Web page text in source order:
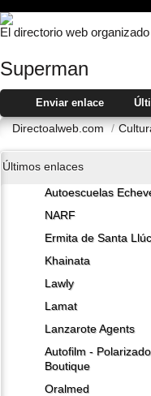
El directorio web
Superman
Enviar enlace
Directoalweb.com /
Últimos enlaces
Autoescuelas
NARF
Ermita de Santa
Khainata
Lawly
Lamat
Lanzarote​ Agents
Autofilm -
Boutique
Oralmed